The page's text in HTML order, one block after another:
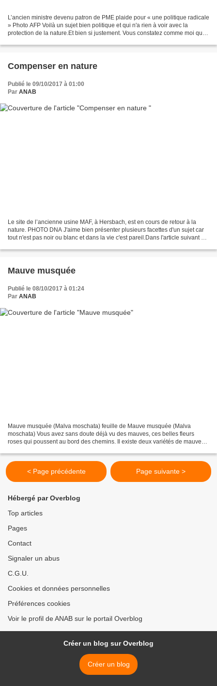
L’ancien ministre devenu patron de PME plaide pour « une politique radicale
» Photo AFP Voilà un sujet bien politique et qui n'a rien à voir avec la
protection de la nature.Et bien si justement. Vous constatez comme moi que
Compenser en nature
Publié le 09/10/2017 à 01:00
Par ANAB
Le site de l’ancienne usine MAF, à Hersbach, est en cours de retour à la
nature. PHOTO DNA J'aime bien présenter plusieurs facettes d'un sujet car
tout n'est pas noir ou blanc et dans la vie c'est pareil.Dans l'article suivant du
Mauve musquée
Publié le 08/10/2017 à 01:24
Par ANAB
Mauve musquée (Malva moschata) feuille de Mauve musquée (Malva
moschata) Vous avez sans doute déjà vu des mauves, ces belles fleurs
roses qui poussent au bord des chemins. Il existe deux variétés de mauves
< Page précédente Page suivante >
Hébergé par Overblog
Top articles
Pages
Contact
Signaler un abus
C.G.U.
Cookies et données personnelles
Préférences cookies
Voir le profil de ANAB sur le portail Overblog
Créer un blog sur Overblog
Créer un blog